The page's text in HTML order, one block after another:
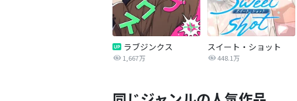
ラブジンクス
1,667万
スイート・ショット
448.1万